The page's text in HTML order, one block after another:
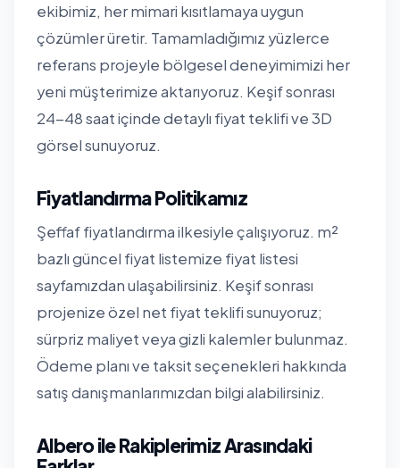
ekibimiz, her mimari kısıtlamaya uygun
çözümler üretir. Tamamladığımız yüzlerce
referans projeyle bölgesel deneyimimizi her
yeni müşterimize aktarıyoruz. Keşif sonrası
24-48 saat içinde detaylı fiyat teklifi ve 3D
görsel sunuyoruz.
Fiyatlandırma Politikamız
Şeffaf fiyatlandırma ilkesiyle çalışıyoruz. m²
bazlı güncel fiyat listemize fiyat listesi
sayfamızdanulaşabilirsiniz. Keşif sonrası
projenize özel net fiyat teklifi sunuyoruz;
sürpriz maliyet veya gizli kalemler bulunmaz.
Ödeme planı ve taksit seçenekleri hakkında
satış danışmanlarımızdan bilgi alabilirsiniz.
Albero ile Rakiplerimiz Arasındaki